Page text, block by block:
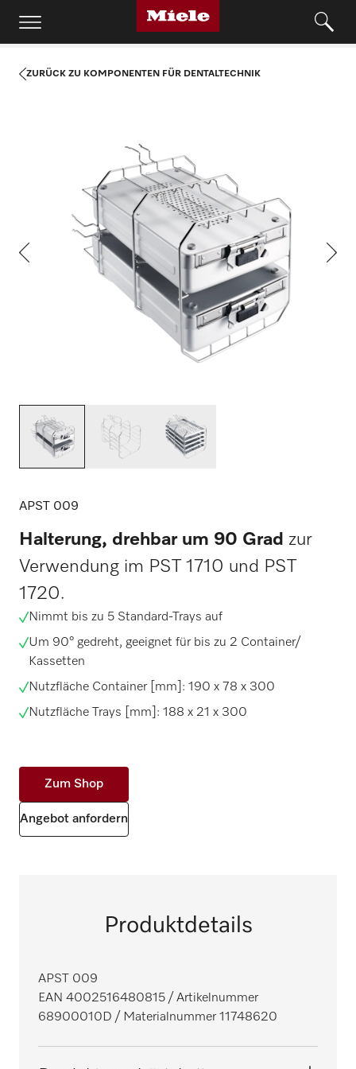
ZURÜCK ZU KOMPONENTEN FÜR DENTALTECHNIK
APST 009
Halterung, drehbar um 90 Grad zur
Verwendung im PST 1710 und PST
1720.
Nimmt bis zu 5 Standard-Trays auf
Um 90° gedreht, geeignet für bis zu 2 Container/
Kassetten
Nutzfläche Container [mm]: 190 x 78 x 300
Nutzfläche Trays [mm]: 188 x 21 x 300
Zum Shop
Angebot anfordern
Produktdetails
APST 009
EAN 4002516480815 / Artikelnummer
68900010D / Materialnummer 11748620